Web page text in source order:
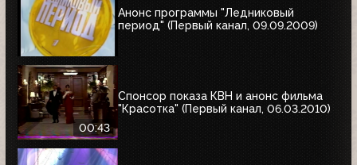
Анонс программы "Ледниковый
период" (Первый канал, 09.09.2009)
00:43
Спонсор показа КВН и анонс фильма
"Красотка" (Первый канал, 06.03.2010)